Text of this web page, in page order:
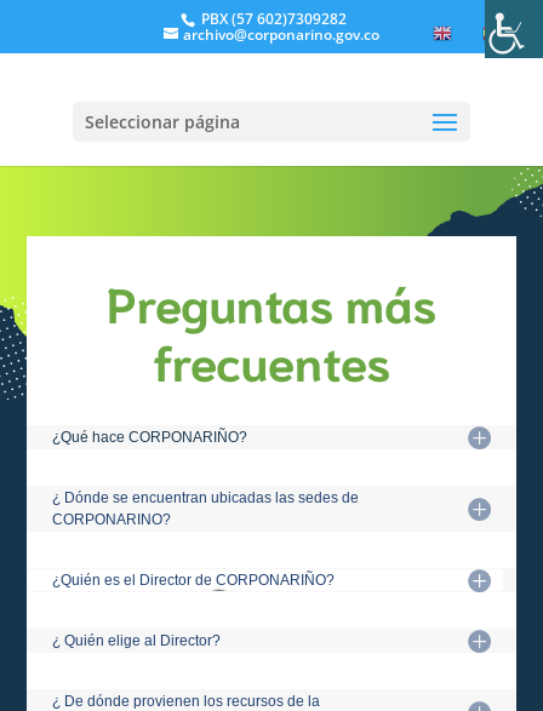
PBX (57 602)7309282
archivo@corponarino.gov.co
Seleccionar página
Preguntas más
frecuentes
¿Qué hace CORPONARIÑO?
¿ Dónde se encuentran ubicadas las sedes de
CORPONARINO?
¿Quién es el Director de CORPONARIÑO?
¿ Quién elige al Director?
¿ De dónde provienen los recursos de la
ES